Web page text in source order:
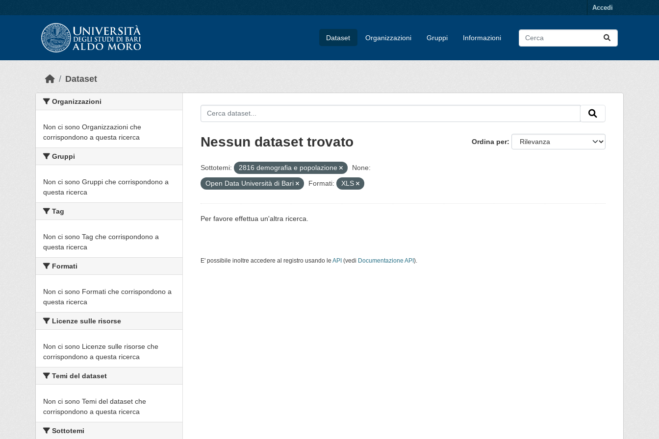
Accedi
Dataset Organizzazioni Gruppi Informazioni
Dataset
Organizzazioni
Non ci sono Organizzazioni che
corrispondono a questa ricerca
Gruppi
Non ci sono Gruppi che corrispondono a
questa ricerca
Tag
Non ci sono Tag che corrispondono a
questa ricerca
Formati
Non ci sono Formati che corrispondono a
questa ricerca
Licenze sulle risorse
Non ci sono Licenze sulle risorse che
corrispondono a questa ricerca
Temi del dataset
Non ci sono Temi del dataset che
corrispondono a questa ricerca
Sottotemi
Ordina per
Nessun dataset trovato
Sottotemi: 2816 demografia e popolazione
None:
Open Data Università di Bari
Formati: XLS
Per favore effettua un'altra ricerca.
E' possibile inoltre accedere al registro usando le API (vedi Documentazione API ).